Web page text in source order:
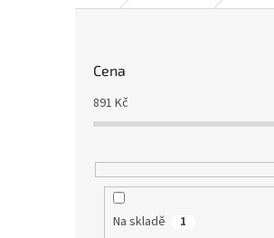
Cena
891 Kč
Na skladě 1